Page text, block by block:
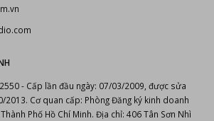
- Cấp lần đầu ngày: 07/03/2009, được sửa
2013. Cơ quan cấp: Phòng Đăng ký kinh doanh
Phố Hồ Chí Minh. Địa chỉ: 406 Tân Sơn Nhì